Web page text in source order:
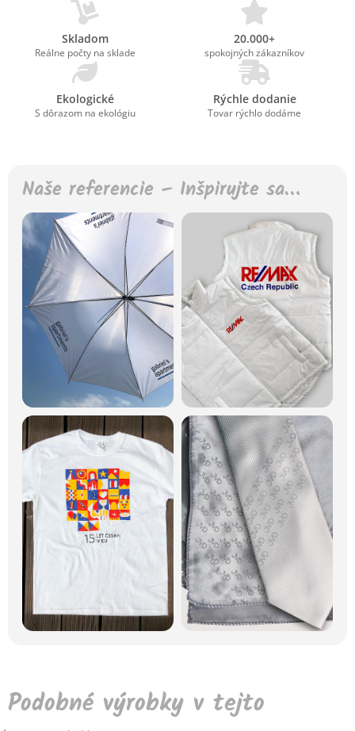
Skladom
Reálne počty na sklade
20.000+
spokojných zákazníkov
Ekologické
S dôrazom na ekológiu
Rýchle dodanie
Tovar rýchlo dodáme
Naše referencie – Inšpirujte sa…
Podobné výrobky v tejto